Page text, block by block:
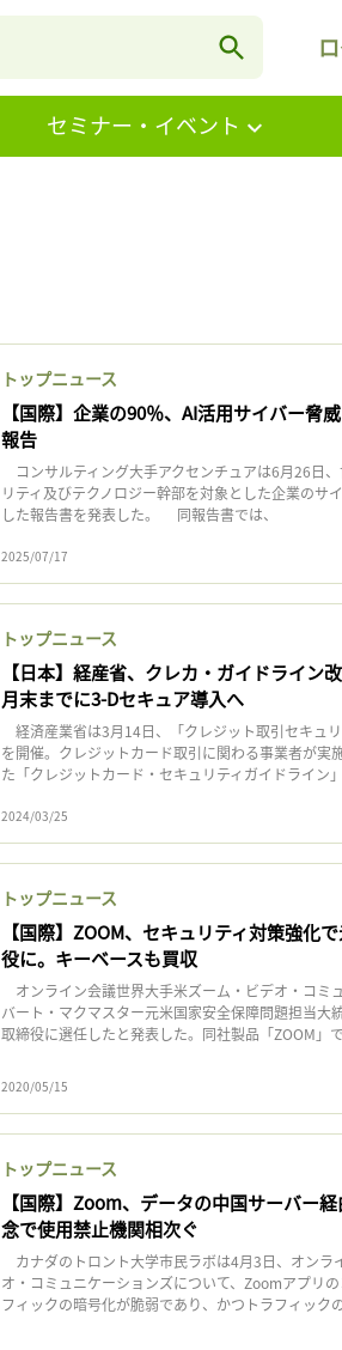
セミナー・イベント
トップニュース
【国際】企業の90％、AI活用サイバー脅
報告
コンサルティング大手アクセンチュアは6月26日
リティ及びテクノロジー幹部を対象とした企業のサ
した報告書を発表した。 同報告書では、
2025/07/17
トップニュース
【日本】経産省、クレカ・ガイドライン
月末までに3-Dセキュア導入へ
経済産業省は3月14日、「クレジット取引セキュ
を開催。クレジットカード取引に関わる事業者が実
た「クレジットカード・セキュリティガイドライ
2024/03/25
トップニュース
【国際】ZOOM、セキュリティ対策強化
役に。キーベースも買収
オンライン会議世界大手米ズーム・ビデオ・コミ
バート・マクマスター元米国家安全保障問題担当大
取締役に選任したと発表した。同社製品「ZOOM」
2020/05/15
トップニュース
【国際】Zoom、データの中国サーバー
念で使用禁止機関相次ぐ
カナダのトロント大学市民ラボは4月3日、オンラ
オ・コミュニケーションズについて、Zoomアプリ
フィックの暗号化が脆弱であり、かつトラフィック